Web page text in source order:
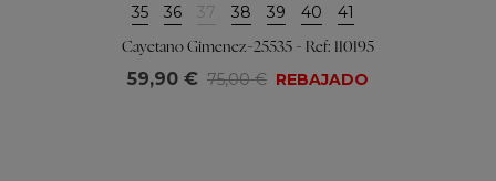
35 36 37 38 39 40 41
Cayetano Gimenez-25535 - Ref: 110195
59,90 € 75,00 € REBAJADO